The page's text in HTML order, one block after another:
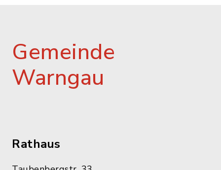
Gemeinde
Warngau
Rathaus